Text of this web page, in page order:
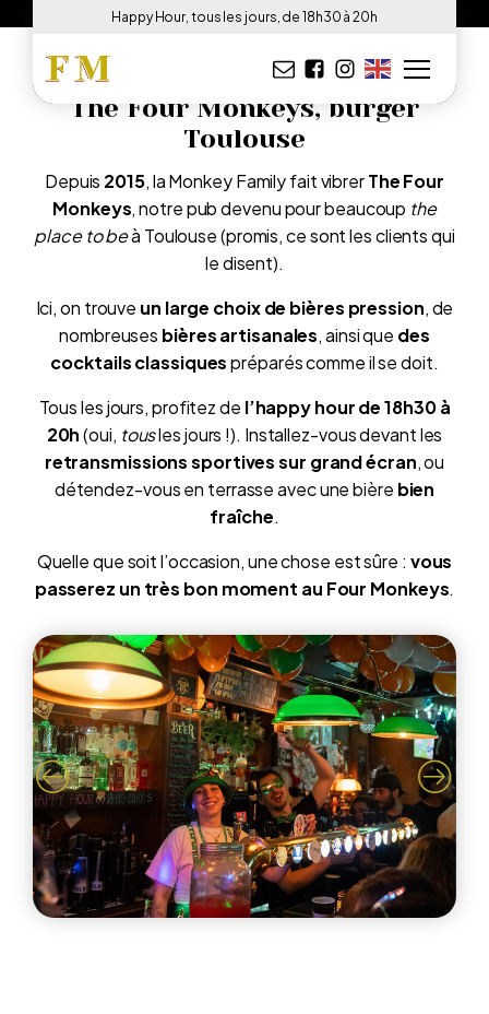
Happy Hour, tous les jours, de 18h30 à 20h
[home_shortcode_video]
The Four Monkeys, burger
Toulouse
Depuis 2015, la Monkey Family fait vibrerThe Four
Monkeys, notre pub devenu pour beaucoup the
place to beà Toulouse (promis, ce sont les clients qui
le disent).
Ici, on trouve un large choix de bières pression, de
nombreuses bières artisanales, ainsi que des
cocktails classiquespréparés comme il se doit.
Tous les jours, profitez de l’happy hour de 18h30 à
20h(oui, tousles jours !). Installez-vous devant les
retransmissions sportives sur grand écran, ou
détendez-vous en terrasse avec une bière bien
fraîche.
Quelle que soit l’occasion, une chose est sûre : vous
passerez un très bon moment au Four Monkeys.